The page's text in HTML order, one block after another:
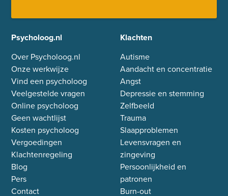
Psycholoog.nl
Over Psycholoog.nl
Onze werkwijze
Vind een psycholoog
Veelgestelde vragen
Online psycholoog
Geen wachtlijst
Kosten psycholoog
Vergoedingen
Klachtenregeling
Blog
Pers
Contact
Klachten
Autisme
Aandacht en concentratie
Angst
Depressie en stemming
Zelfbeeld
Trauma
Slaapproblemen
Levensvragen en
zingeving
Persoonlijkheid en
patronen
Burn-out